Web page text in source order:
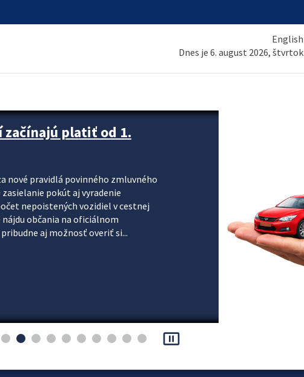
English
Dnes je 6. august 2026, štvrtok
platiť od 1.
nové pravidlá povinného zmluvného
pokút aj vyradenie
nepoistených vozidiel v cestnej
občania na oficiálnom
aj možnosť overiť si...
pause_presentation